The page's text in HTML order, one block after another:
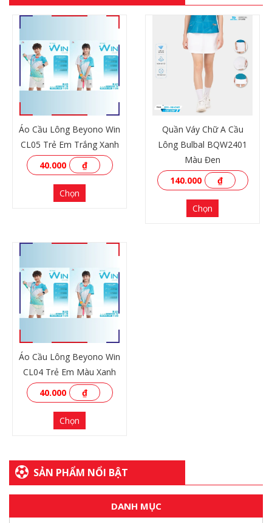
XEM THÊM
Áo Cầu Lông Beyono Win
CL05 Trẻ Em Trắng Xanh
40.000
₫
Chọn
Quần Váy Chữ A Cầu
Lông Bulbal BQW2401
Màu Đen
140.000
₫
Chọn
XEM THÊM
Áo Cầu Lông Beyono Win
CL04 Trẻ Em Màu Xanh
40.000
₫
Chọn
SẢN PHẨM NỔI BẬT
DANH MỤC